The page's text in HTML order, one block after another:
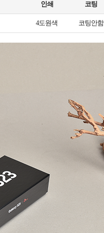
인쇄 코팅
4도원색 코팅안함